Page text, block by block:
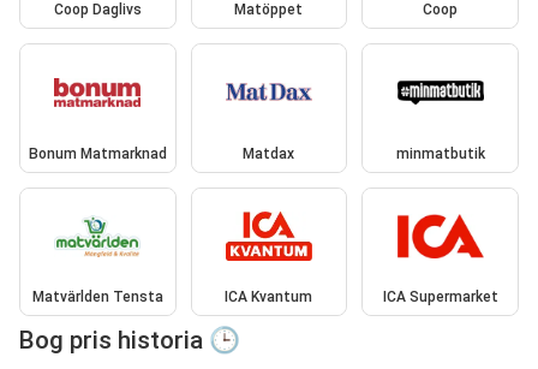
Coop Daglivs Matöppet Coop
Bonum Matmarknad Matdax minmatbutik
Matvärlden Tensta ICA Kvantum ICA Supermarket
Bog pris historia 🕒